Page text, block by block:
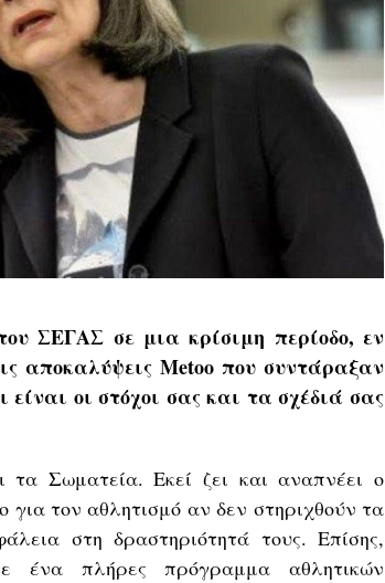
ΣΕΓΑΣ σε μια κρίσιμη περίοδο, εν
αποκαλύψεις Metoo που συντάραξαν
είναι οι στόχοι σας και τα σχέδιά σας
τα Σωματεία. Εκεί ζει και αναπνέει ο
για τον αθλητισμό αν δεν στηριχθούν τα
στη δραστηριότητά τους. Επίσης,
ένα πλήρες πρόγραμμα αθλητικών